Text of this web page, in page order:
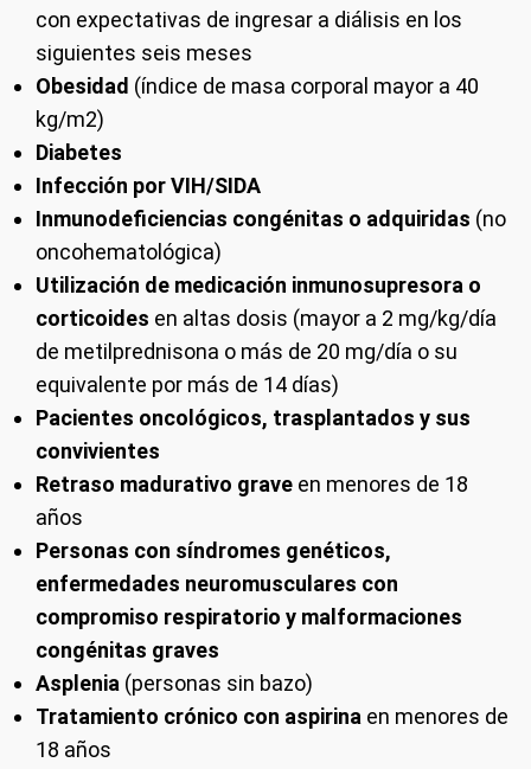
con expectativas de ingresar a diálisis en los
siguientes seis meses
Obesidad (índice de masa corporal mayor a 40
kg/m2)
Diabetes
Infección por VIH/SIDA
Inmunodeficiencias congénitas o adquiridas (no
oncohematológica)
Utilización de medicación inmunosupresora o
corticoides en altas dosis (mayor a 2 mg/kg/día
de metilprednisona o más de 20 mg/día o su
equivalente por más de 14 días)
Pacientes oncológicos, trasplantados y sus
convivientes
Retraso madurativo grave en menores de 18
años
Personas con síndromes genéticos,
enfermedades neuromusculares con
compromiso respiratorio y malformaciones
congénitas graves
Asplenia (personas sin bazo)
Tratamiento crónico con aspirina en menores de
18 años